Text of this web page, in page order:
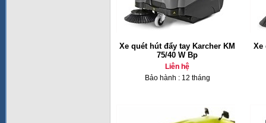
Xe quét hút đẩy tay Karcher KM
75/40 W Bp
Liên hệ
Bảo hành : 12 tháng
Xe